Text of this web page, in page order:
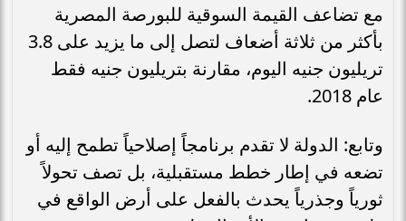
مع تضاعف القيمة السوقية للبورصة المصرية
بأكثر من ثلاثة أضعاف لتصل إلى ما يزيد على 3.8
تريليون جنيه اليوم، مقارنة بتريليون جنيه فقط
عام 2018.
وتابع: الدولة لا تقدم برنامجاً إصلاحياً تطمح إليه أو
تضعه في إطار خطط مستقبلية، بل تصف تحولاً
ثورياً وجذرياً يحدث بالفعل على أرض الواقع في